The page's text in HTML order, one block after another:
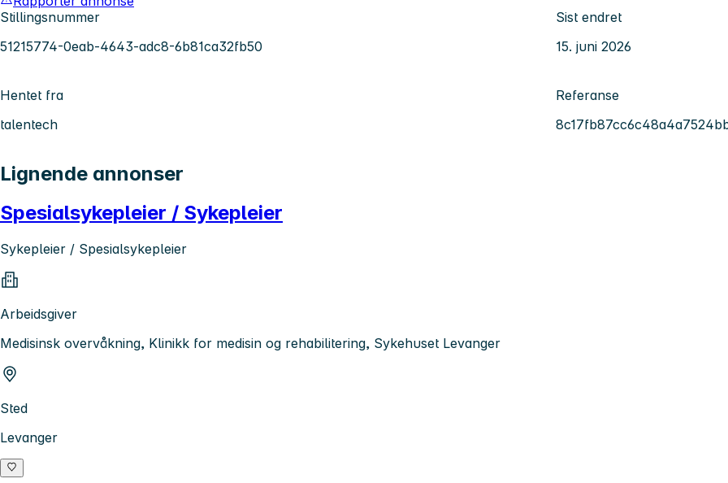
Stillingsnummer
51215774-0eab-4643-adc8-6b81ca32fb50
Sist endret
15. juni 2026
Hentet fra
talentech
Referanse
Lignende annonser
Spesialsykepleier / Sykepleier
Sykepleier / Spesialsykepleier
Arbeidsgiver
Medisinsk overvåkning, Klinikk for medisin og rehabilitering, Sykehuset Levanger
Sted
Levanger